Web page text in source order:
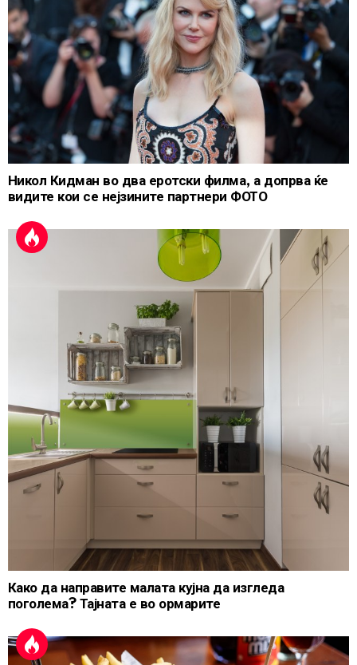
Никол Кидман во два еротски филма, а допрва ќе
видите кои се нејзините партнери ФОТО
Како да направите малата кујна да изгледа
поголема? Тајната е во ормарите